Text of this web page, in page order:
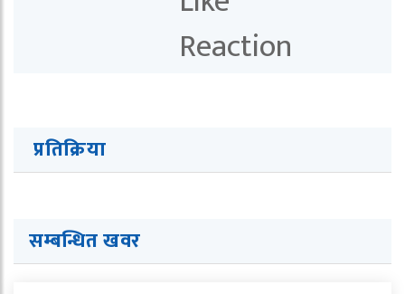
प्रतिक्रिया
सम्बन्धित खवर